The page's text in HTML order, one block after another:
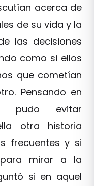
acerca de
de su vida y la
las decisiones
como si ellos
que cometían
Pensando en
pudo evitar
otra historia
frecuentes y si
mirar a la
si en aquel